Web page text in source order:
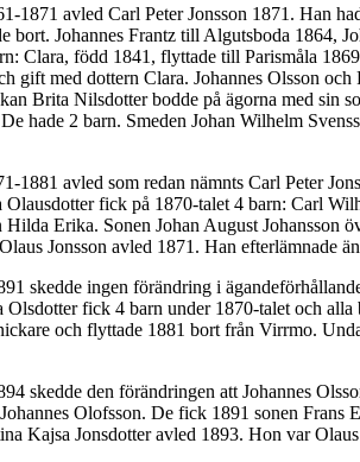
1871 avled Carl Peter Jonsson 1871. Han
bort. Johannes Frantz till Algutsboda 1864,
Clara, född 1841, flyttade till Parismåla
gift med dottern Clara. Johannes Olsson
Brita Nilsdotter bodde på ägorna med sin
hade 2 barn. Smeden Johan Wilhelm
1881 avled som redan nämnts Carl Peter
Olausdotter fick på 1870-talet 4 barn: Carl
Hilda Erika. Sonen Johan August Johansson
Jonsson avled 1871. Han efterlämnade
skedde ingen förändring i
Olsdotter fick 4 barn under 1870-talet och
och flyttade 1881 bort från Virrmo.
skedde den förändringen att Johannes
Olofsson. De fick 1891 sonen
Kajsa Jonsdotter avled 1893. Hon var